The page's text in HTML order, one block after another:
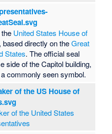
United States House of
, based directly on theGreat
States. The official seal
side of the Capitol building,
commonly seen symbol.
of the US House of
of the United States